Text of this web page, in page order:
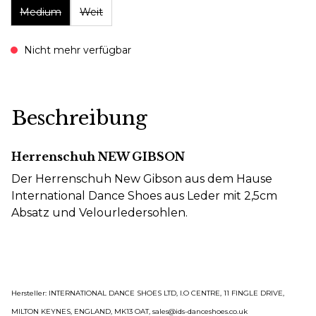
Medium Weit
Nicht mehr verfügbar
Beschreibung
Herrenschuh NEW GIBSON
Der Herrenschuh New Gibson aus dem Hause
International Dance Shoes aus Leder mit 2,5cm
Absatz und Velourledersohlen.
Hersteller: INTERNATIONAL DANCE SHOES LTD, I.O CENTRE, 11 FINGLE DRIVE,
MILTON KEYNES, ENGLAND, MK13 OAT, sales@ids-danceshoes.co.uk